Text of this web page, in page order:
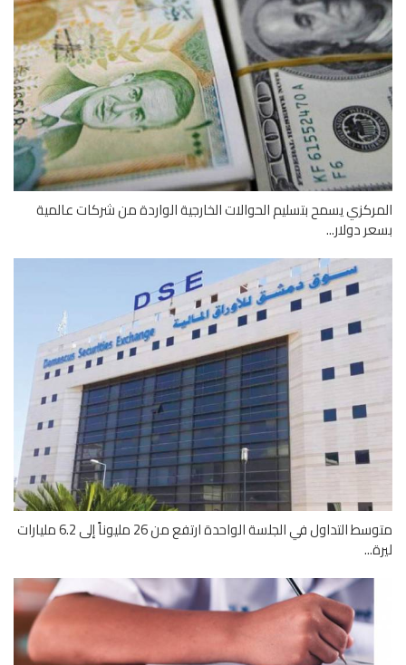
يسمح بتسليم الحوالات الخارجية الواردة من شركات عالمية
دولار...
متوسط التداول في الجلسة الواحدة ارتفع من 26 مليوناً إلى 6.2 مليارات